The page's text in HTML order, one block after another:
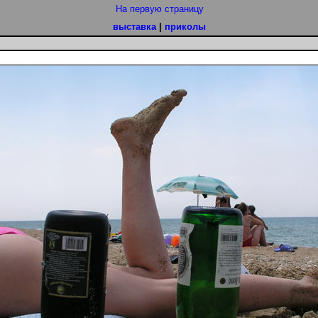
На первую страницу
выставка| приколы